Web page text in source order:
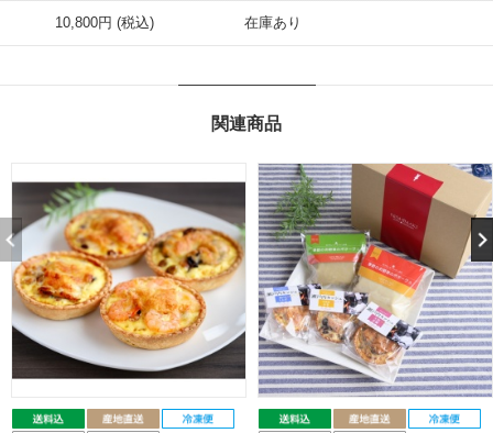
10,800円 (税込) 在庫あり
関連商品